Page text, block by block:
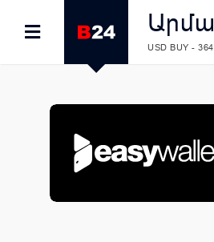
USD BUY -
COMEX:
LME:
LME: NICKEL
LME: LEAD -
FOREX: USD/
FOREX: EUR/